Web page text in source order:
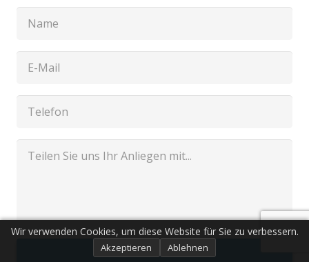
Senden
Wir verwenden Cookies, um diese Website für Sie zu verbessern.
Akzeptieren Ablehnen